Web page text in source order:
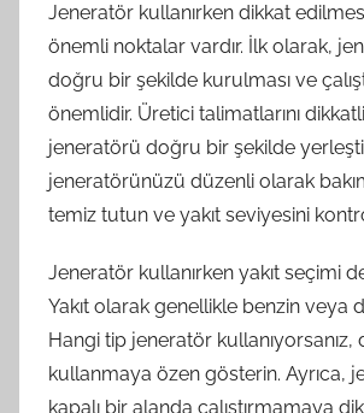
Jeneratör kullanırken dikkat
önemli noktalar vardır. İlk olarak,
doğru bir şekilde kurulması ve
önemlidir. Üretici talimatlarını
jeneratörü doğru bir şekilde
jeneratörünüzü düzenli olarak
temiz tutun ve yakıt seviyesini
Jeneratör kullanırken yakıt seçimi
Yakıt olarak genellikle benzin veya
Hangi tip jeneratör kullanıyorsanız,
kullanmaya özen gösterin. Ayrıca,
kapalı bir alanda çalıştırmamaya